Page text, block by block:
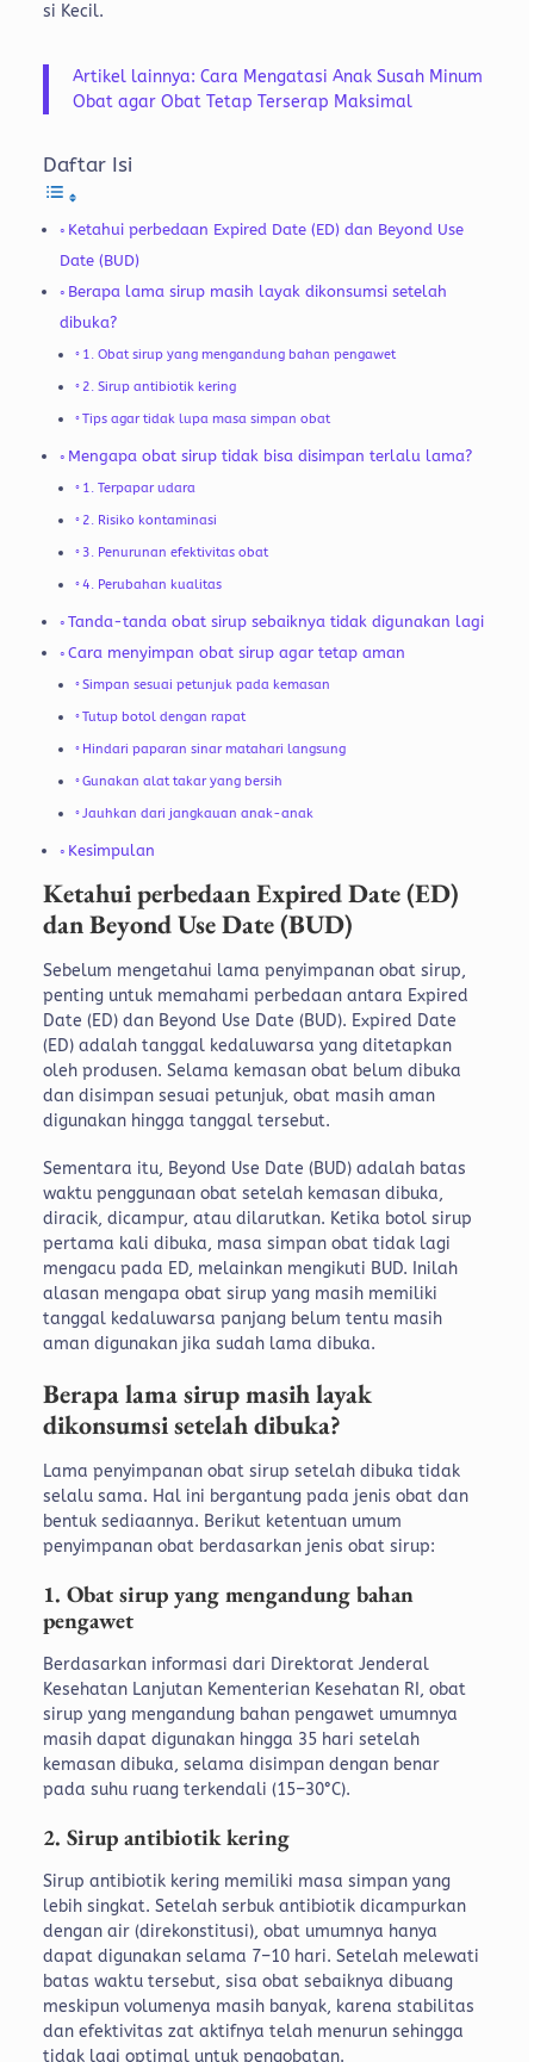
si Kecil.
Artikel lainnya: Cara Mengatasi Anak Susah Minum
Obat agar Obat Tetap Terserap Maksimal
Daftar Isi
Ketahui perbedaan Expired Date (ED) dan Beyond Use
Date (BUD)
Berapa lama sirup masih layak dikonsumsi setelah
dibuka?
1. Obat sirup yang mengandung bahan pengawet
2. Sirup antibiotik kering
Tips agar tidak lupa masa simpan obat
Mengapa obat sirup tidak bisa disimpan terlalu lama?
1. Terpapar udara
2. Risiko kontaminasi
3. Penurunan efektivitas obat
4. Perubahan kualitas
Tanda-tanda obat sirup sebaiknya tidak digunakan lagi
Cara menyimpan obat sirup agar tetap aman
Simpan sesuai petunjuk pada kemasan
Tutup botol dengan rapat
Hindari paparan sinar matahari langsung
Gunakan alat takar yang bersih
Jauhkan dari jangkauan anak-anak
Kesimpulan
Ketahui perbedaan Expired Date (ED)
dan Beyond Use Date (BUD)
Sebelum mengetahui lama penyimpanan obat sirup,
penting untuk memahami perbedaan antara Expired
Date (ED) dan Beyond Use Date (BUD). Expired Date
(ED) adalah tanggal kedaluwarsa yang ditetapkan
oleh produsen. Selama kemasan obat belum dibuka
dan disimpan sesuai petunjuk, obat masih aman
digunakan hingga tanggal tersebut.
Sementara itu, Beyond Use Date (BUD) adalah batas
waktu penggunaan obat setelah kemasan dibuka,
diracik, dicampur, atau dilarutkan. Ketika botol sirup
pertama kali dibuka, masa simpan obat tidak lagi
mengacu pada ED, melainkan mengikuti BUD. Inilah
alasan mengapa obat sirup yang masih memiliki
tanggal kedaluwarsa panjang belum tentu masih
aman digunakan jika sudah lama dibuka.
Berapa lama sirup masih layak
dikonsumsi setelah dibuka?
Lama penyimpanan obat sirup setelah dibuka tidak
selalu sama. Hal ini bergantung pada jenis obat dan
bentuk sediaannya. Berikut ketentuan umum
penyimpanan obat berdasarkan jenis obat sirup:
1. Obat sirup yang mengandung bahan
pengawet
Berdasarkan informasi dari Direktorat Jenderal
Kesehatan Lanjutan Kementerian Kesehatan RI, obat
sirup yang mengandung bahan pengawet umumnya
masih dapat digunakan hingga 35 hari setelah
kemasan dibuka, selama disimpan dengan benar
pada suhu ruang terkendali (15–30°C).
2. Sirup antibiotik kering
Sirup antibiotik kering memiliki masa simpan yang
lebih singkat. Setelah serbuk antibiotik dicampurkan
dengan air (direkonstitusi), obat umumnya hanya
dapat digunakan selama 7–10 hari. Setelah melewati
batas waktu tersebut, sisa obat sebaiknya dibuang
meskipun volumenya masih banyak, karena stabilitas
dan efektivitas zat aktifnya telah menurun sehingga
tidak lagi optimal untuk pengobatan.